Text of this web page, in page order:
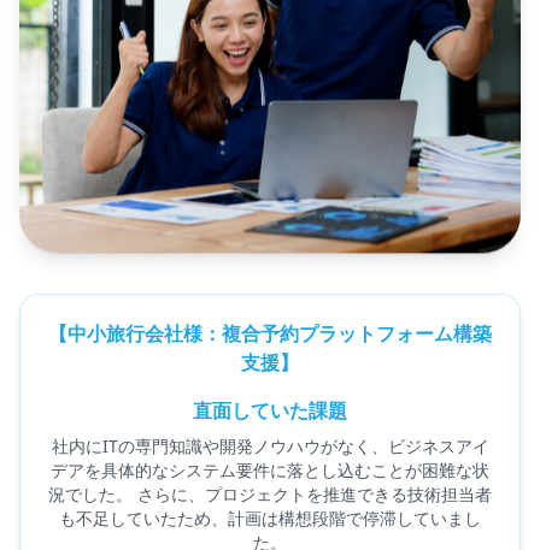
【中小旅行会社様：複合予約プラットフォーム構築
支援】
直面していた課題
社内にITの専門知識や開発ノウハウがなく、ビジネスアイ
デアを具体的なシステム要件に落とし込むことが困難な状
況でした。 さらに、プロジェクトを推進できる技術担当者
も不足していたため、計画は構想段階で停滞していまし
た。